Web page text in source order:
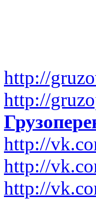
http://
http://
http://
http://
http://